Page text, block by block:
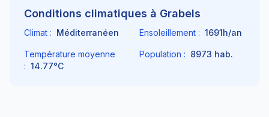
Conditions climatiques à Grabels
Climat : Méditerranéen Ensoleillement : 1691h/an
Température moyenne
: 14.77°C
Population : 8973 hab.